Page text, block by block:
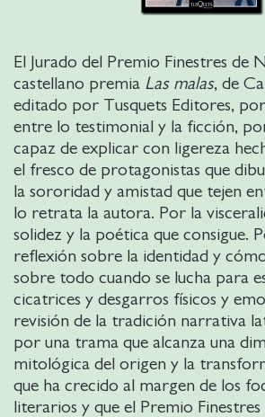
El Jurado del Premio Finestres de
castellano premia Las malas, de
editado por Tusquets Editores,
entre lo testimonial y la ficción,
capaz de explicar con ligereza
el fresco de protagonistas que
la sororidad y amistad que tejen
lo retrata la autora. Por la
solidez y la poética que consigue.
reflexión sobre la identidad y
sobre todo cuando se lucha para
cicatrices y desgarros físicos y
revisión de la tradición narrativa
por una trama que alcanza una
mitológica del origen y la
que ha crecido al margen de los
literarios y que el Premio